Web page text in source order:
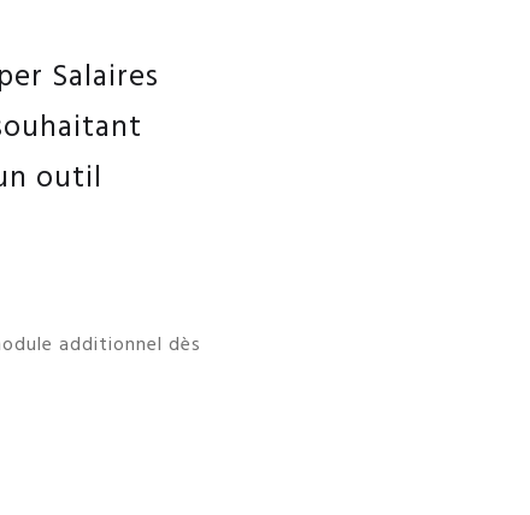
Salaires
outil
additionnel dès